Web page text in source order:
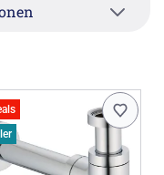
Materialien
Marke für
auf ein Produkt,
gefertigt wurde